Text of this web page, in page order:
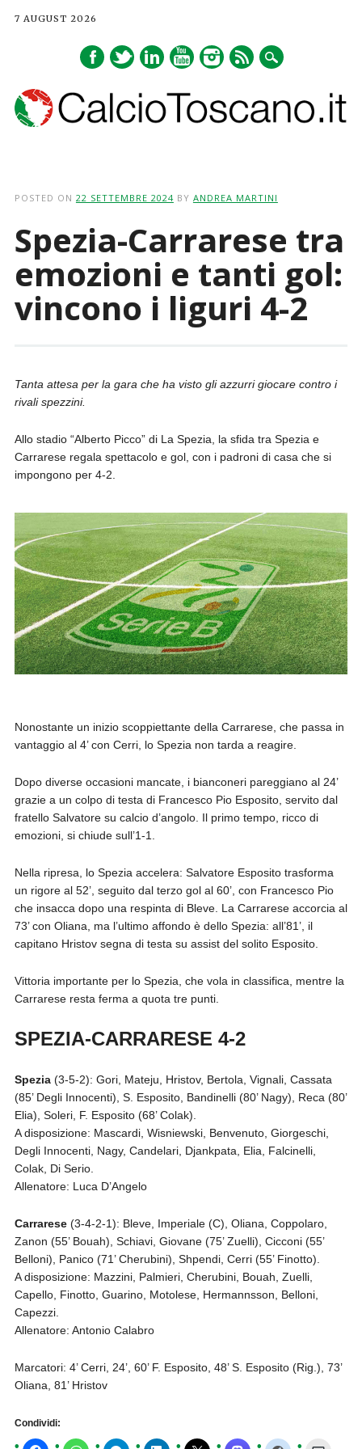
7 AUGUST 2026
POSTED ON 22 SETTEMBRE 2024 BY ANDREA MARTINI
Spezia-Carrarese tra
emozioni e tanti gol:
vincono i liguri 4-2
Tanta attesa per la gara che ha visto gli azzurri giocare contro i
rivali spezzini.
Allo stadio “Alberto Picco” di La Spezia, la sfida tra Spezia e
Carrarese regala spettacolo e gol, con i padroni di casa che si
impongono per 4-2.
Nonostante un inizio scoppiettante della Carrarese, che passa in
vantaggio al 4’ con Cerri, lo Spezia non tarda a reagire.
Dopo diverse occasioni mancate, i bianconeri pareggiano al 24’
grazie a un colpo di testa di Francesco Pio Esposito, servito dal
fratello Salvatore su calcio d’angolo. Il primo tempo, ricco di
emozioni, si chiude sull’1-1.
Nella ripresa, lo Spezia accelera: Salvatore Esposito trasforma
un rigore al 52’, seguito dal terzo gol al 60’, con Francesco Pio
che insacca dopo una respinta di Bleve. La Carrarese accorcia al
73’ con Oliana, ma l’ultimo affondo è dello Spezia: all’81’, il
capitano Hristov segna di testa su assist del solito Esposito.
Vittoria importante per lo Spezia, che vola in classifica, mentre la
Carrarese resta ferma a quota tre punti.
SPEZIA-CARRARESE 4-2
Spezia(3-5-2): Gori, Mateju, Hristov, Bertola, Vignali, Cassata
(85’ Degli Innocenti), S. Esposito, Bandinelli (80’ Nagy), Reca (80’
Elia), Soleri, F. Esposito (68’ Colak).
A disposizione: Mascardi, Wisniewski, Benvenuto, Giorgeschi,
Degli Innocenti, Nagy, Candelari, Djankpata, Elia, Falcinelli,
Colak, Di Serio.
Allenatore: Luca D’Angelo
Carrarese(3-4-2-1): Bleve, Imperiale (C), Oliana, Coppolaro,
Zanon (55’ Bouah), Schiavi, Giovane (75’ Zuelli), Cicconi (55’
Belloni), Panico (71’ Cherubini), Shpendi, Cerri (55’ Finotto).
A disposizione: Mazzini, Palmieri, Cherubini, Bouah, Zuelli,
Capello, Finotto, Guarino, Motolese, Hermannsson, Belloni,
Capezzi.
Allenatore: Antonio Calabro
Marcatori: 4’ Cerri, 24’, 60’ F. Esposito, 48’ S. Esposito (Rig.), 73’
Oliana, 81’ Hristov
Condividi: